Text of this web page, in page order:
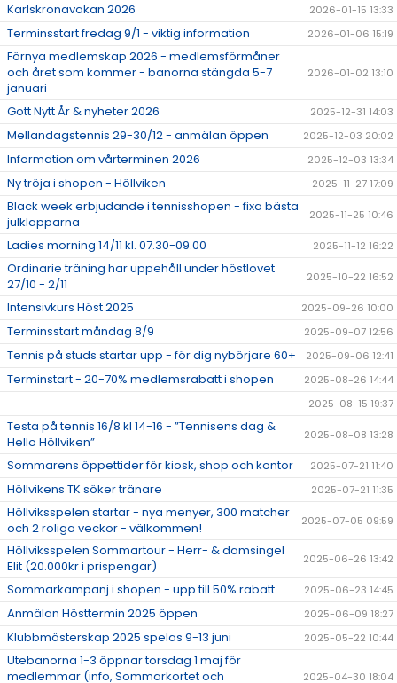
Karlskronavakan 2026 2026-01-15 13:33
Terminsstart fredag 9/1 - viktig information 2026-01-06 15:19
Förnya medlemskap 2026 - medlemsförmåner
och året som kommer - banorna stängda 5-7
januari
2026-01-02 13:10
Gott Nytt År & nyheter 2026 2025-12-31 14:03
Mellandagstennis 29-30/12 - anmälan öppen 2025-12-03 20:02
Information om vårterminen 2026 2025-12-03 13:34
Ny tröja i shopen - Höllviken 2025-11-27 17:09
Black week erbjudande i tennisshopen - fixa bästa
julklapparna
2025-11-25 10:46
Ladies morning 14/11 kl. 07.30-09.00 2025-11-12 16:22
Ordinarie träning har uppehåll under höstlovet
27/10 - 2/11
2025-10-22 16:52
Intensivkurs Höst 2025 2025-09-26 10:00
Terminsstart måndag 8/9 2025-09-07 12:56
Tennis på studs startar upp - för dig nybörjare 60+ 2025-09-06 12:41
Terminstart - 20-70% medlemsrabatt i shopen
2025-08-26 14:44
2025-08-15 19:37
Testa på tennis 16/8 kl 14-16 - ”Tennisens dag &
Hello Höllviken”
2025-08-08 13:28
Sommarens öppettider för kiosk, shop och kontor 2025-07-21 11:40
Höllvikens TK söker tränare 2025-07-21 11:35
Höllviksspelen startar - nya menyer, 300 matcher
och 2 roliga veckor - välkommen!
2025-07-05 09:59
Höllviksspelen Sommartour - Herr- & damsingel
Elit (20.000kr i prispengar)
2025-06-26 13:42
Sommarkampanj i shopen - upp till 50% rabatt 2025-06-23 14:45
Anmälan Hösttermin 2025 öppen 2025-06-09 18:27
Klubbmästerskap 2025 spelas 9-13 juni 2025-05-22 10:44
Utebanorna 1-3 öppnar torsdag 1 maj för
medlemmar (info, Sommarkortet och
2025-04-30 18:04